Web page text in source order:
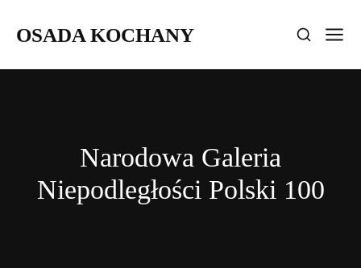
OSADA KOCHANY
Narodowa Galeria
Niepodległości Polski 100